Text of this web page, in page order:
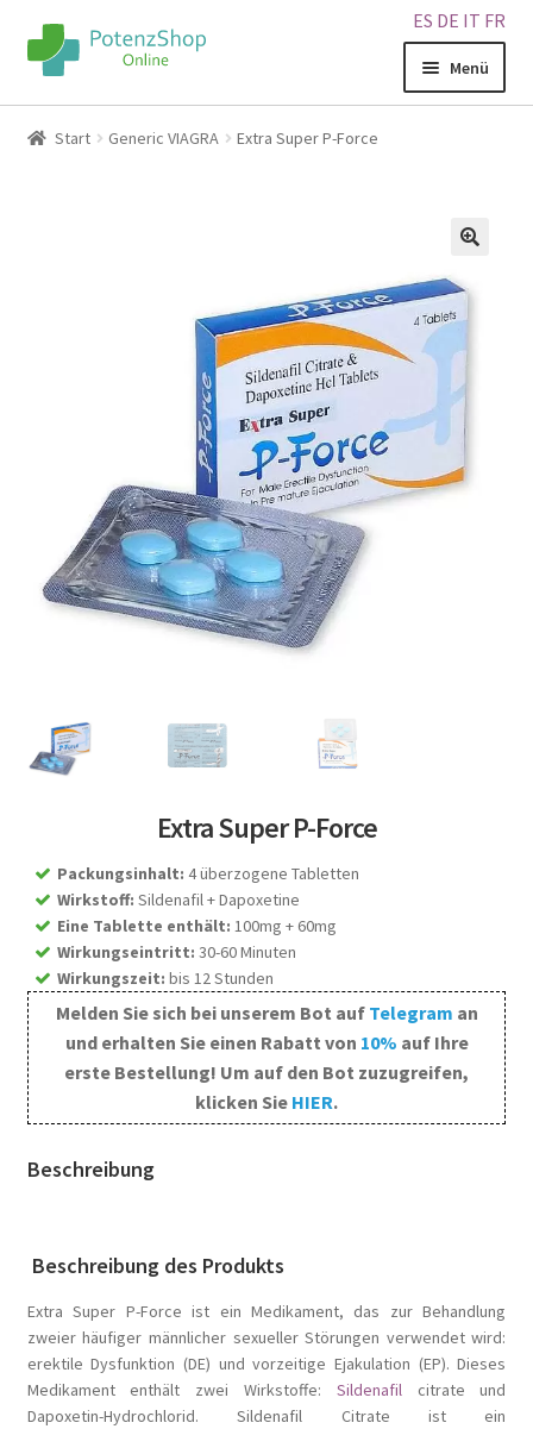
ES DE IT FR
Menü
Home
Start Generic VIAGRA Extra Super P-Force
Extra Super P-Force
Packungsinhalt: 4 überzogene Tabletten
Wirkstoff: Sildenafil + Dapoxetine
Eine Tablette enthält: 100mg + 60mg
Wirkungseintritt: 30-60 Minuten
Wirkungszeit: bis 12 Stunden
Melden Sie sich bei unserem Bot auf Telegram an
und erhalten Sie einen Rabatt von 10% auf Ihre
erste Bestellung! Um auf den Bot zuzugreifen,
klicken Sie HIER.
Beschreibung
Beschreibung des Produkts
Extra Super P-Force ist ein Medikament, das zur Behandlung
zweier häufiger männlicher sexueller Störungen verwendet wird:
erektile Dysfunktion (DE) und vorzeitige Ejakulation (EP). Dieses
Medikament enthält zwei Wirkstoffe: Sildenafilcitrate und
Dapoxetin-Hydrochlorid. Sildenafil Citrate ist ein